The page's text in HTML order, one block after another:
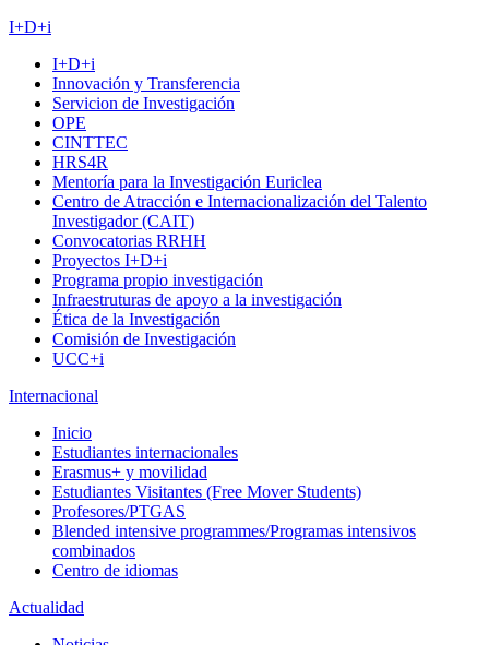
I+D+i
I+D+i
Innovación y Transferencia
Servicion de Investigación
OPE
CINTTEC
HRS4R
Mentoría para la Investigación Euriclea
Centro de Atracción e Internacionalización del Talento
Investigador (CAIT)
Convocatorias RRHH
Proyectos I+D+i
Programa propio investigación
Infraestruturas de apoyo a la investigación
Ética de la Investigación
Comisión de Investigación
UCC+i
Internacional
Inicio
Estudiantes internacionales
Erasmus+ y movilidad
Estudiantes Visitantes (Free Mover Students)
Profesores/PTGAS
Blended intensive programmes/Programas intensivos
combinados
Centro de idiomas
Actualidad